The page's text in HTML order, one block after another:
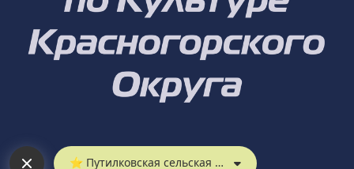
⭐︎ Путилковская сельская библиотека